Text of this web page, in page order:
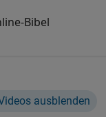
Bibel
ausblenden